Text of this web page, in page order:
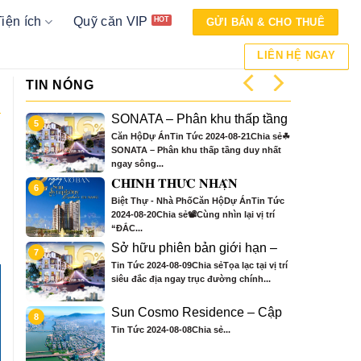
ích Quỹ căn VIP GỬI BÁN & CHO THUÊ
LIÊN HỆ NGAY
TIN NÓNG
5
SONATA – Phân khu thấp tầng
duy nhất ngay sông đồng bộ
đẳng cấp và khác biệt, GIÁ TRỊ
TRUYỀN ĐỜI.
Căn HộDự ÁnTin Tức 2024-08-21Chia sẻ☘
SONATA – Phân khu thấp tầng duy nhất
ngay sông...
6
𝐂𝐇𝐈́𝐍𝐇 𝐓𝐇𝐔̛́𝐂 𝐍𝐇𝐀̣̂𝐍
𝐁𝐎𝐎𝐊𝐈𝐍𝐆 𝐓𝐎𝐀̀ 𝐒𝟑 – 𝐒𝐔𝐍
𝐒𝐘𝐌𝐏𝐇𝐎𝐍𝐘 𝐑𝐄𝐒𝐈𝐃𝐄𝐍𝐂𝐄
𝐕𝐎̛́𝐈 𝐍𝐇𝐈𝐄̂̀𝐔 𝐔̛𝐔 Đ𝐀̃𝐈 Đ𝐀̣̆𝐂
𝐁𝐈𝐄̣̂𝐓 𝐂𝐇𝐈̉ 𝐂𝐎́ 𝐓𝐑𝐎𝐍𝐆
𝐓𝐇𝐀́𝐍𝐆 𝟖
Biệt Thự - Nhà PhốCăn HộDự ÁnTin Tức
2024-08-20Chia sẻ📽Cùng nhìn lại vị trí
“ĐẮC...
7
Sở hữu phiên bản giới hạn –
Nhà phố bên sông Hàn Sun
Group Đà Nẵng
Tin Tức 2024-08-09Chia sẻTọa lạc tại vị trí
siêu đắc địa ngay trục đường chính...
8
Sun Cosmo Residence – Cập
nhật tiến độ ngày 06-08-2024
Tin Tức 2024-08-08Chia sẻ...